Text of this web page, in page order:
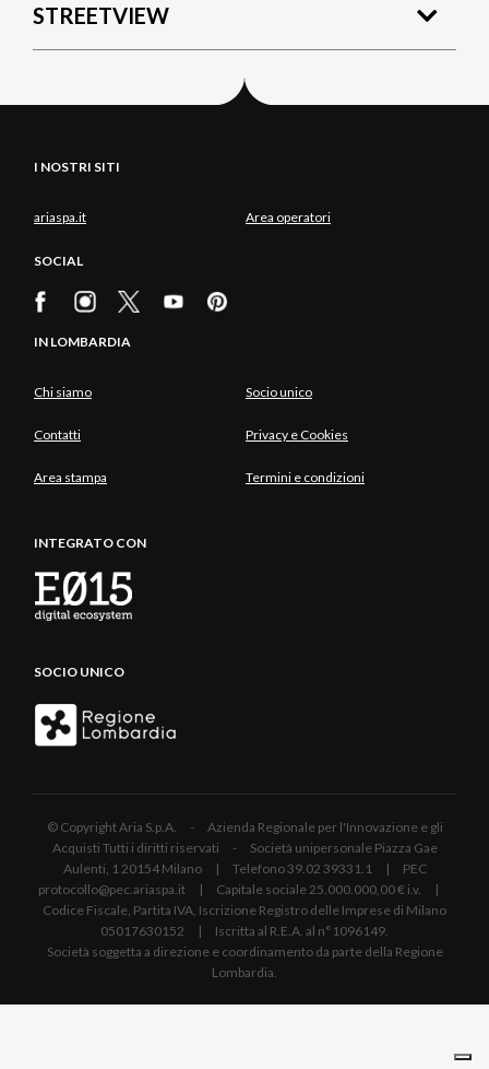
STREETVIEW
I NOSTRI SITI
ariaspa.it Area operatori
SOCIAL
IN LOMBARDIA
Chi siamo Socio unico
Contatti Privacy e Cookies
Area stampa Termini e condizioni
INTEGRATO CON
SOCIO UNICO
© Copyright Aria S.p.A. - Azienda Regionale per l'Innovazione e gli
Acquisti Tutti i diritti riservati - Società unipersonale Piazza Gae
Aulenti, 1 20154 Milano | Telefono 39.02 39331.1 | PEC
protocollo@pec.ariaspa.it | Capitale sociale 25.000.000,00 € i.v. |
Codice Fiscale, Partita IVA, Iscrizione Registro delle Imprese di Milano
05017630152 | Iscritta al R.E.A. al n°1096149.
Società soggetta a direzione e coordinamento da parte della Regione
Lombardia.